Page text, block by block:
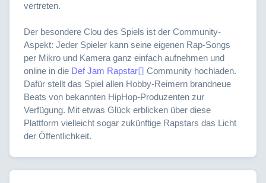
vertreten.
Der besondere Clou des Spiels ist der Community-
Aspekt: Jeder Spieler kann seine eigenen Rap-Songs
per Mikro und Kamera ganz einfach aufnehmen und
online in die Def Jam Rapstar
Community hochladen.
Dafür stellt das Spiel allen Hobby-Reimern brandneue
Beats von bekannten HipHop-Produzenten zur
Verfügung. Mit etwas Glück erblicken über diese
Plattform vielleicht sogar zukünftige Rapstars das Licht
der Öffentlichkeit.